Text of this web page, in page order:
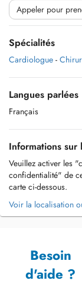
Appeler pour
Spécialités
Cardiologue -
Langues parlées
Français
Informations sur
Veuillez activer les
confidentialité" de
carte ci-dessous.
Voir la localisation
Besoin
d'aide ?